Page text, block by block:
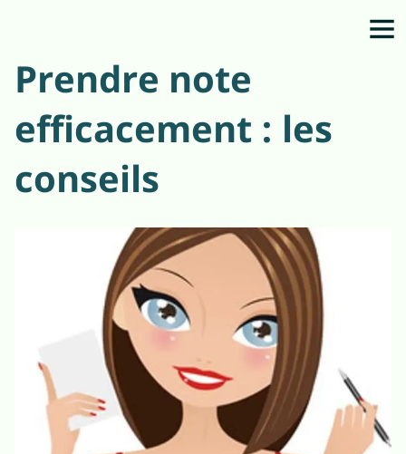
Prendre note
efficacement : les
conseils